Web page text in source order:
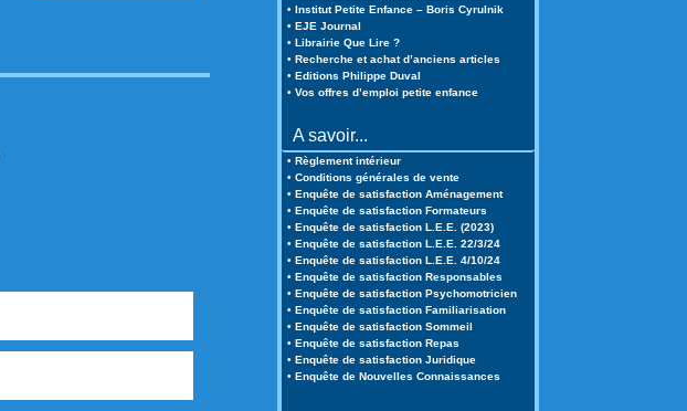
• Institut Petite Enfance – Boris Cyrulnik
• EJE Journal
• Librairie Que Lire ?
• Recherche et achat d’anciens articles
• Editions Philippe Duval
• Vos offres d’emploi petite enfance
A savoir...
• Règlement intérieur
• Conditions générales de vente
• Enquête de satisfaction Aménagement
• Enquête de satisfaction Formateurs
• Enquête de satisfaction L.E.E. (2023)
• Enquête de satisfaction L.E.E. 22/3/24
• Enquête de satisfaction L.E.E. 4/10/24
• Enquête de satisfaction Responsables
• Enquête de satisfaction Psychomotricien
• Enquête de satisfaction Familiarisation
• Enquête de satisfaction Sommeil
• Enquête de satisfaction Repas
• Enquête de satisfaction Juridique
• Enquête de Nouvelles Connaissances